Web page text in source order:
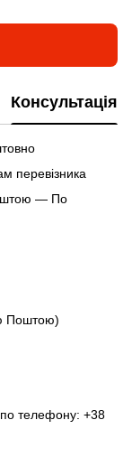
Консультація
перевізника
— По
Поштою)
по телефону: +38